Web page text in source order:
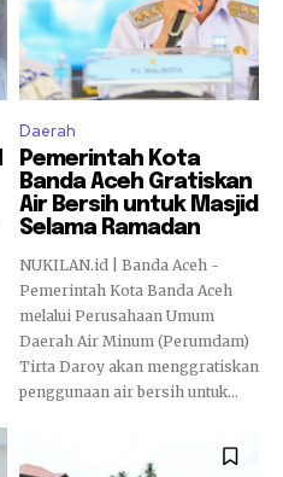
Daerah
Pemerintah Kota
Banda Aceh Gratiskan
Air Bersih untuk Masjid
Selama Ramadan
NUKILAN.id | Banda Aceh -
Pemerintah Kota Banda Aceh
melalui Perusahaan Umum
Daerah Air Minum (Perumdam)
Tirta Daroy akan menggratiskan
penggunaan air bersih untuk...